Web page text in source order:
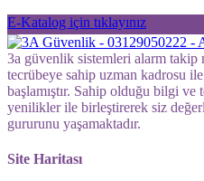
E-Katalog için tıklayınız
3a güvenlik sistemleri alarm takip
tecrübeye sahip uzman kadrosu
başlamıştır. Sahip olduğu bilgi
yenilikler ile birleştirerek siz
gururunu yaşamaktadır.
Site Haritası